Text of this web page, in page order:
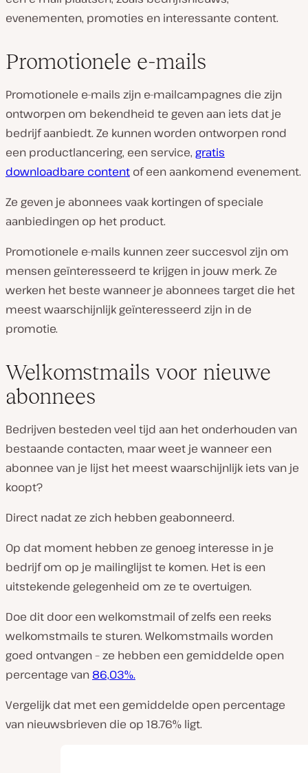
evenementen, promoties en interessante content.
Promotionele e-mails
Promotionele e-mails zijn e-mailcampagnes die zijn
ontworpen om bekendheid te geven aan iets dat je
bedrijf aanbiedt. Ze kunnen worden ontworpen rond
een productlancering, een service, gratis
downloadbare content of een aankomend evenement.
Ze geven je abonnees vaak kortingen of speciale
aanbiedingen op het product.
Promotionele e-mails kunnen zeer succesvol zijn om
mensen geïnteresseerd te krijgen in jouw merk. Ze
werken het beste wanneer je abonnees target die het
meest waarschijnlijk geïnteresseerd zijn in de
promotie.
Welkomstmails voor nieuwe
abonnees
Bedrijven besteden veel tijd aan het onderhouden van
bestaande contacten, maar weet je wanneer een
abonnee van je lijst het meest waarschijnlijk iets van je
koopt?
Direct nadat ze zich hebben geabonneerd.
Op dat moment hebben ze genoeg interesse in je
bedrijf om op je mailinglijst te komen. Het is een
uitstekende gelegenheid om ze te overtuigen.
Doe dit door een welkomstmail of zelfs een reeks
welkomstmails te sturen. Welkomstmails worden
goed ontvangen – ze hebben een gemiddelde open
percentage van 86,03%.
Vergelijk dat met een gemiddelde open percentage
van nieuwsbrieven die op 18.76% ligt.